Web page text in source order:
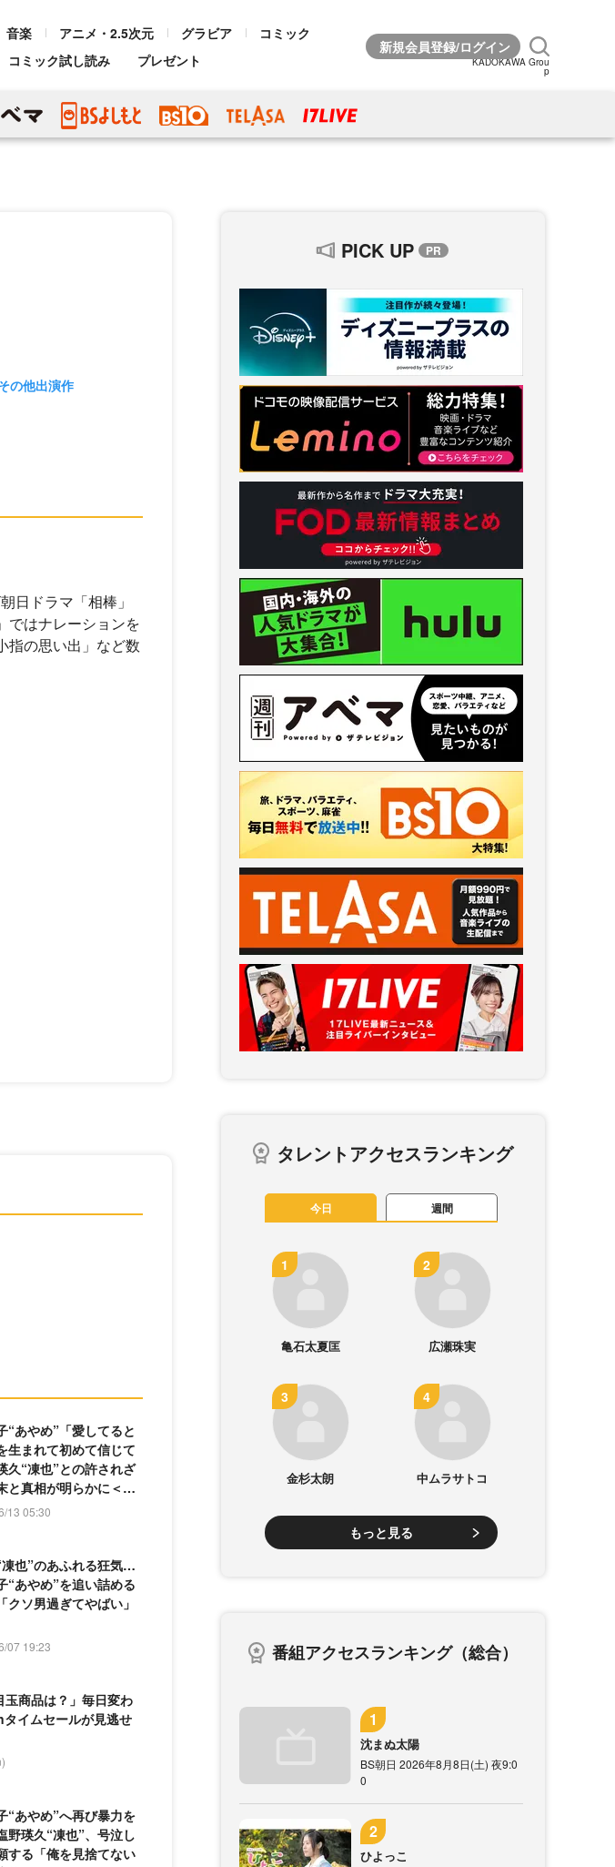
音楽 アニメ・2.5次元 グラビア
コミック
コミック試し読み プレゼント KADOKAWA Grou
p
の他出演作
日ドラマ「相棒」
ではナレーションを
指の思い出」など数
“あやめ”「愛してると
生まれて初めて信じて
久“凍也”との許されざ
と真相が明らかに＜魔
13 05:30
也”のあふれる狂気…
“あやめ”を追い詰める
クソ男過ぎてやばい」
07 19:23
玉商品は？」毎日変わ
イムセールが見逃せ
“あやめ”へ再び暴力を
野瑛久“凍也”、号泣し
する「俺を見捨てない
PICK UP
タレントアクセスランキング
今日 週間
亀石太夏匡 広瀬珠実
金杉太朗 中ムラサトコ
もっと見る
番組アクセスランキング（総合）
沈まぬ太陽
BS朝日 2026年8月8日(土) 夜9:0
0
ひよっこ